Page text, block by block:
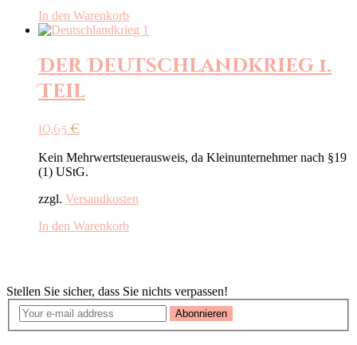
In den Warenkorb
Der Deutschlandkrieg 1.
Teil
10,65 €
Kein Mehrwertsteuerausweis, da Kleinunternehmer nach §19
(1) UStG.
zzgl. Versandkosten
In den Warenkorb
Stellen Sie sicher, dass Sie nichts verpassen!
Abonnieren